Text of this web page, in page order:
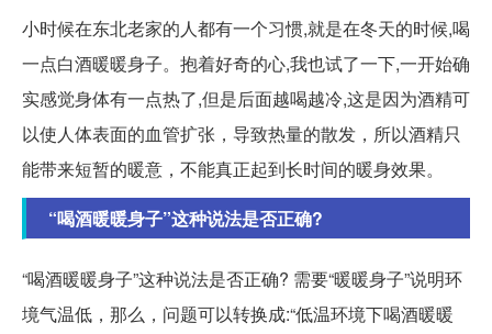
小时候在东北老家的人都有一个习惯,就是在冬天的时候,喝
一点白酒暖暖身子。抱着好奇的心,我也试了一下,一开始确
实感觉身体有一点热了,但是后面越喝越冷,这是因为酒精可
以使人体表面的血管扩张，导致热量的散发，所以酒精只
能带来短暂的暖意，不能真正起到长时间的暖身效果。
“喝酒暖暖身子”这种说法是否正确?
“喝酒暖暖身子”这种说法是否正确? 需要“暖暖身子”说明环
境气温低，那么，问题可以转换成:“低温环境下喝酒暖暖